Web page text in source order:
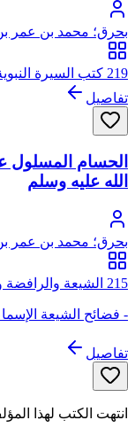
بحرق؛ محمد بن عمر
الشهير ببحرق
219 كتب السيرة النبوية
تفاصيل
الحسام
الله عليه وسلم
بحرق؛ محمد بن عمر
الشهير ببحرق
215 الشيعة والرافضة والباطنية والبهائية والقاديانية
- فضائح الشيعة
تفاصيل
انتهت الكتب لهذا